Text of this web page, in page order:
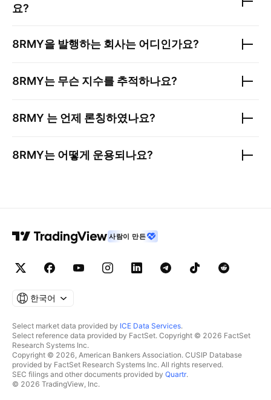
요?
8RMY을 발행하는 회사는 어디인가요?
8RMY는 무슨 지수를 추적하나요?
8RMY 는 언제 론칭하였나요?
8RMY는 어떻게 운용되나요?
사람이 만든
한국어
Select market data provided by ICE Data Services.
Select reference data provided by FactSet. Copyright © 2026 FactSet
Research Systems Inc.
Copyright © 2026, American Bankers Association. CUSIP Database
provided by FactSet Research Systems Inc. All rights reserved.
SEC filings and other documents provided by Quartr.
© 2026 TradingView, Inc.